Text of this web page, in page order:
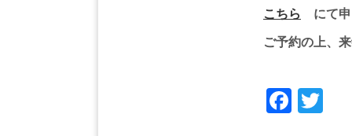
こちら にて申
ご予約の上、